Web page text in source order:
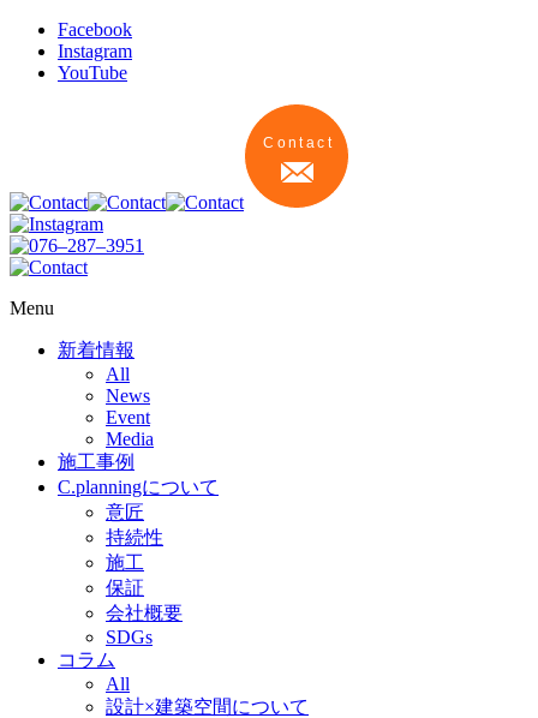
Facebook
Instagram
YouTube
Menu
新着情報
All
News
Event
Media
施工事例
C.planningについて
意匠
持続性
施工
保証
会社概要
SDGs
コラム
All
設計×建築空間について